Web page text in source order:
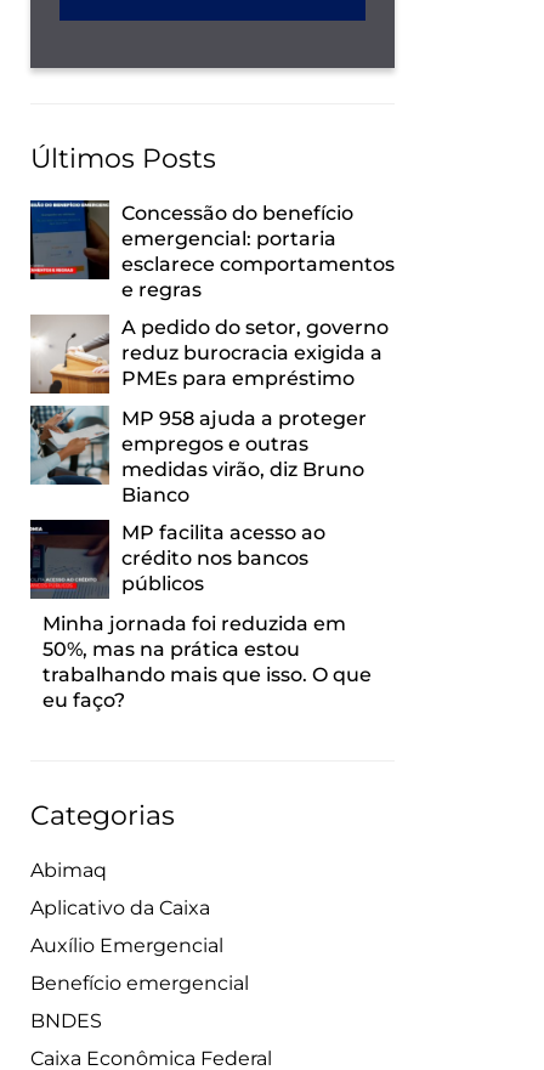
Últimos Posts
Concessão do benefício
emergencial: portaria
esclarece comportamentos
e regras
A pedido do setor, governo
reduz burocracia exigida a
PMEs para empréstimo
MP 958 ajuda a proteger
empregos e outras
medidas virão, diz Bruno
Bianco
MP facilita acesso ao
crédito nos bancos
públicos
Minha jornada foi reduzida em
50%, mas na prática estou
trabalhando mais que isso. O que
eu faço?
Categorias
Abimaq
Aplicativo da Caixa
Auxílio Emergencial
Benefício emergencial
BNDES
Caixa Econômica Federal